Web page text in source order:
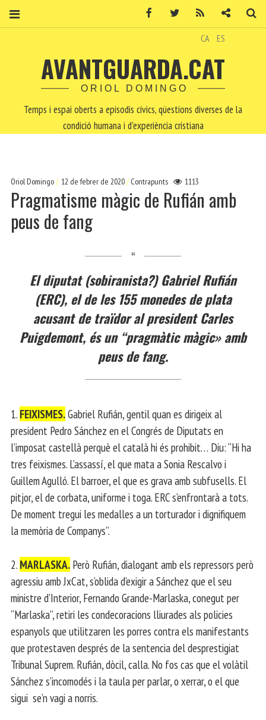
CA ES
AVANTGUARDA.CAT
ORIOL DOMINGO
Temps i espai oberts a episodis cívics, qüestions diverses de la
condició humana i d'experiència cristiana
Oriol Domingo 12 de febrer de 2020 Contrapunts 1113
Pragmatisme màgic de Rufián amb
peus de fang
El diputat (sobiranista?) Gabriel Rufián
(ERC), el de les 155 monedes de plata
acusant de traïdor al president Carles
Puigdemont, és un “pragmàtic màgic» amb
peus de fang.
1. FEIXISMES.Gabriel Rufián, gentil quan es dirigeix al
president Pedro Sánchez en el Congrés de Diputats en
l’imposat castellà perquè el català hi és prohibit… Diu: “Hi ha
tres feixismes. L’assassí, el que mata a Sonia Rescalvo i
Guillem Agulló. El barroer, el que es grava amb subfusells. El
pitjor, el de corbata, uniforme i toga. ERC s’enfrontarà a tots.
De moment tregui les medalles a un torturador i dignifiquem
la memòria de Companys”.
2. MARLASKA. Però Rufián, dialogant amb els repressors però
agressiu amb JxCat, s’oblida d’exigir a Sánchez que el seu
ministre d’Interior, Fernando Grande-Marlaska, conegut per
“Marlaska”, retiri les condecoracions lliurades als policies
espanyols que utilitzaren les porres contra els manifestants
que protestaven després de la sentencia del desprestigiat
Tribunal Suprem. Rufián, dòcil, calla. No fos cas que el volàtil
Sánchez s’incomodés i la taula per parlar, o xerrar, o el que
sigui se’n vagi a norris.
Facebook Twitter Contacte